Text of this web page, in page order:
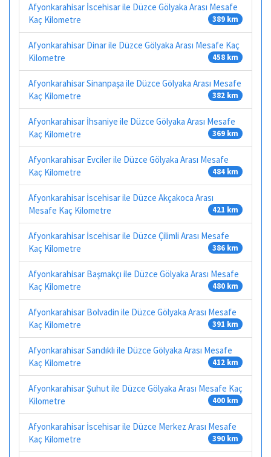
Afyonkarahisar İscehisar ile Düzce Gölyaka Arası Mesafe
Kaç Kilometre
389 km
Afyonkarahisar Dinar ile Düzce Gölyaka Arası Mesafe Kaç
Kilometre
458 km
Afyonkarahisar Sinanpaşa ile Düzce Gölyaka Arası Mesafe
Kaç Kilometre
382 km
Afyonkarahisar İhsaniye ile Düzce Gölyaka Arası Mesafe
Kaç Kilometre
369 km
Afyonkarahisar Evciler ile Düzce Gölyaka Arası Mesafe
Kaç Kilometre
484 km
Afyonkarahisar İscehisar ile Düzce Akçakoca Arası
Mesafe Kaç Kilometre
421 km
Afyonkarahisar İscehisar ile Düzce Çilimli Arası Mesafe
Kaç Kilometre
386 km
Afyonkarahisar Başmakçı ile Düzce Gölyaka Arası Mesafe
Kaç Kilometre
480 km
Afyonkarahisar Bolvadin ile Düzce Gölyaka Arası Mesafe
Kaç Kilometre
391 km
Afyonkarahisar Sandıklı ile Düzce Gölyaka Arası Mesafe
Kaç Kilometre
412 km
Afyonkarahisar Şuhut ile Düzce Gölyaka Arası Mesafe Kaç
Kilometre
400 km
Afyonkarahisar İscehisar ile Düzce Merkez Arası Mesafe
Kaç Kilometre
390 km